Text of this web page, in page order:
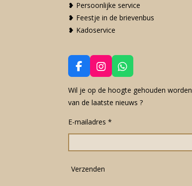
❥ Persoonlijke service
❥ Feestje in de brievenbus
❥ Kadoservice
F
a
c
e
o
o
I
n
s
t
g
r
m
W
h
a
t
p
Wil je op de hoogte gehouden worden
van de laatste nieuws ?
E-mailadres *
Verzenden